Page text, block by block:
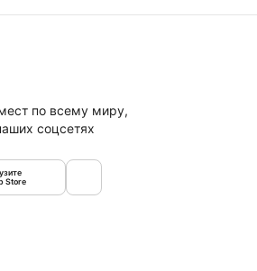
по всему миру,
соцсетях
Store